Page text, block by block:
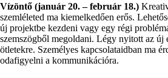
Vízöntő (január 20. – február 18.)
szemléleted ma kiemelkedően erős.
új projektbe kezdeni vagy egy régi
szemszögből megoldani. Légy nyitott az új
ötletekre. Személyes kapcsolataidban ma
odafigyelni a kommunikációra.